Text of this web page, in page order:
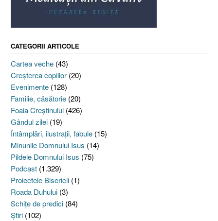
CATEGORII ARTICOLE
Cartea veche (43)
Creşterea copiilor (20)
Evenimente (128)
Familie, căsătorie (20)
Foaia Creştinului (426)
Gândul zilei (19)
Întâmplări, ilustraţii, fabule (15)
Minunile Domnului Isus (14)
Pildele Domnului Isus (75)
Podcast (1.329)
Proiectele Bisericii (1)
Roada Duhului (3)
Schiţe de predici (84)
Ştiri (102)